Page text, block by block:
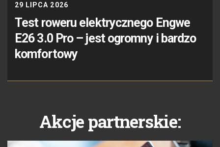
29 LIPCA 2026
Test roweru elektrycznego Engwe
E26 3.0 Pro – jest ogromny i bardzo
komfortowy
Akcje partnerskie: